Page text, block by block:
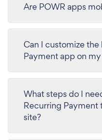
Are POWR apps
Can I customize
Payment app on
What steps do I
Recurring
site?